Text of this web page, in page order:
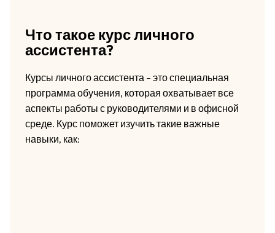
Что такое курс личного
ассистента?
Курсы личного ассистента – это специальная
программа обучения, которая охватывает все
аспекты работы с руководителями и в офисной
среде. Курс поможет изучить такие важные
навыки, как: